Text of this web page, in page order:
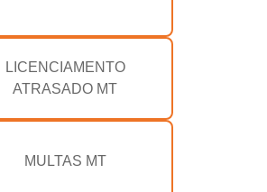
LICENCIAMENTO
ATRASADO MT
MULTAS MT